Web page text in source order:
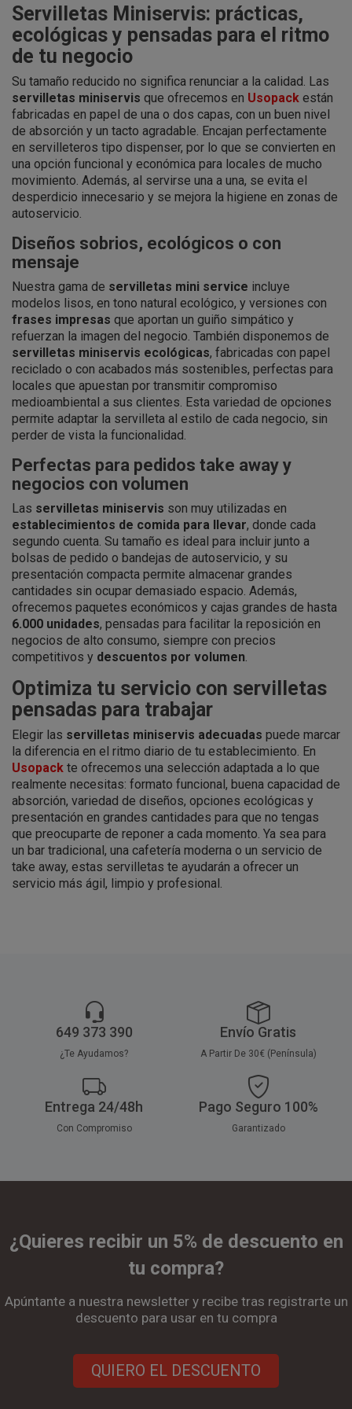
Servilletas Miniservis: prácticas,
ecológicas y pensadas para el ritmo
de tu negocio
Su tamaño reducido no significa renunciar a la calidad. Las
servilletas miniservis que ofrecemos en Usopack están
fabricadas en papel de una o dos capas, con un buen nivel
de absorción y un tacto agradable. Encajan perfectamente
en servilleteros tipo dispenser, por lo que se convierten en
una opción funcional y económica para locales de mucho
movimiento. Además, al servirse una a una, se evita el
desperdicio innecesario y se mejora la higiene en zonas de
autoservicio.
Diseños sobrios, ecológicos o con
mensaje
Nuestra gama de servilletas mini service incluye
modelos lisos, en tono natural ecológico, y versiones con
frases impresas que aportan un guiño simpático y
refuerzan la imagen del negocio. También disponemos de
servilletas miniservis ecológicas, fabricadas con papel
reciclado o con acabados más sostenibles, perfectas para
locales que apuestan por transmitir compromiso
medioambiental a sus clientes. Esta variedad de opciones
permite adaptar la servilleta al estilo de cada negocio, sin
perder de vista la funcionalidad.
Perfectas para pedidos take away y
negocios con volumen
Las servilletas miniservis son muy utilizadas en
establecimientos de comida para llevar, donde cada
segundo cuenta. Su tamaño es ideal para incluir junto a
bolsas de pedido o bandejas de autoservicio, y su
presentación compacta permite almacenar grandes
cantidades sin ocupar demasiado espacio. Además,
ofrecemos paquetes económicos y cajas grandes de hasta
6.000 unidades, pensadas para facilitar la reposición en
negocios de alto consumo, siempre con precios
competitivos y descuentos por volumen.
Optimiza tu servicio con servilletas
pensadas para trabajar
Elegir las servilletas miniservis adecuadas puede marcar
la diferencia en el ritmo diario de tu establecimiento. En
Usopack te ofrecemos una selección adaptada a lo que
realmente necesitas: formato funcional, buena capacidad de
absorción, variedad de diseños, opciones ecológicas y
presentación en grandes cantidades para que no tengas
que preocuparte de reponer a cada momento. Ya sea para
un bar tradicional, una cafetería moderna o un servicio de
take away, estas servilletas te ayudarán a ofrecer un
servicio más ágil, limpio y profesional.
649 373 390
¿Te Ayudamos?
Envío Gratis
A Partir De 30€ (Península)
Entrega 24/48h
Con Compromiso
Pago Seguro 100%
Garantizado
¿Quieres recibir un 5% de descuento en
tu compra?
Apúntante a nuestra newsletter y recibe tras registrarte un
descuento para usar en tu compra
QUIERO EL DESCUENTO